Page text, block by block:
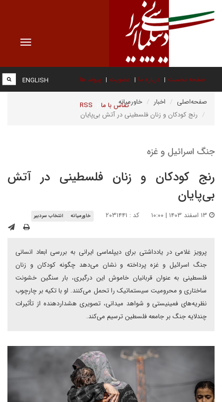
Toggle
صفحه نخست درباره ما عضویت پیوند ها
تماس با ما RSS
ENGLISH
صفحه‌اصلی اخبار
خاورمیانه
رنج کودکان و زنان فلسطینی در آتش بی‌پایان
جنگ اسرائیل و غزه
رنج کودکان و زنان فلسطینی در آتش
بی‌پایان
کد : ۲۰۳۱۴۴۱ خاورمیانه انتخاب سردبیر
پرویز غلامی در یادداشتی برای دیپلماسی ایرانی به بررسی ابعاد انسانی
جنگ اسرائیل و غزه پرداخته و نشان می‌دهد چگونه کودکان و زنان
فلسطینی به عنوان قربانیان خاموش این درگیری، بار سنگین خشونت
ساختاری و محرومیت سیستماتیک را تحمل می‌کنند. او با تکیه بر چارچوب
نظریه‌های فمینیستی و شواهد میدانی، تصویری هشداردهنده از تأثیرات
چندلایه جنگ بر جامعه فلسطین ترسیم می‌کند.